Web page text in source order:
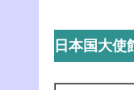
日本国大使